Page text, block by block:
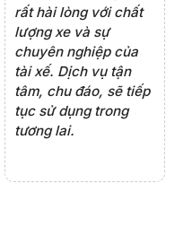
rất hài lòng với chất
lượng xe và sự
chuyên nghiệp của
tài xế. Dịch vụ tận
tâm, chu đáo, sẽ tiếp
tục sử dụng trong
tương lai.